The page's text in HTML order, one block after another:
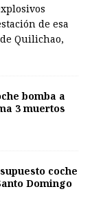
de esa
Quilichao,
bomba a
3 muertos
coche
Domingo